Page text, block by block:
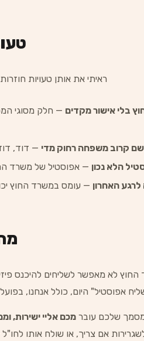
ראיתי את אותן טעויות
בלי אישור מקדים — חלק מסוגי
קרוב משפחה רחוק מדי — דוד,
הלא נכון — אפוסטיל של משרד
האחרון — עומס במשרד החוץ
לא מאפשר לשליחים להיכנס
אפוסטיל" היום, כולל אנחנו,
שלכם עוברמכם אליי ישירות,